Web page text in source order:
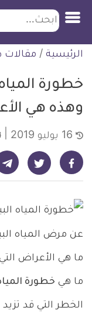
التخطي
للمحتوى
ابحث
الرئيسية / مقالات
خطورة
وهذه هي
شارك على فيسبوك - ديلي ميديكال انفو شارك على تويتر - ديلي ميديكال انفو
عن مرض المياه
ما هي الأعراض
ما هي خطورة
الخطر التي قد تزيد